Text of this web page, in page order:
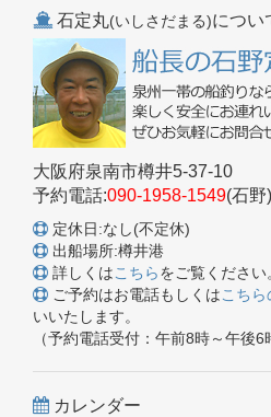
石定丸(いしさだまる)につい
大阪府泉南市樽井5-37-10
予約電話:090-1958-1549(石野)
定休日:なし(不定休)
出船場所:樽井港
詳しくはこちらをご覧ください
ご予約はお電話もしくはこち
いいたします。
（予約電話受付：午前8時～午後6
カレンダー